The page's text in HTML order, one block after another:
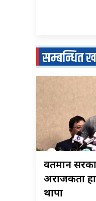
सम्बन्धित
वर्तमान
अराजकता
थापा